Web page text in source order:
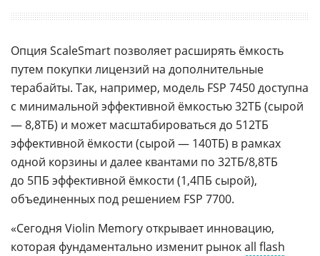
Опция ScaleSmart позволяет расширять ёмкость
путем покупки лицензий на дополнительные
терабайты. Так, например, модель FSP 7450 доступна
с минимальной эффективной ёмкостью 32ТБ (сырой
— 8,8ТБ) и может масштабироваться до 512ТБ
эффективной ёмкости (сырой — 140ТБ) в рамках
одной корзины и далее квантами по 32ТБ/8,8ТБ
до 5ПБ эффективной ёмкости (1,4ПБ сырой),
объединенных под решением FSP 7700.
«Сегодня Violin Memory открывает инновацию,
которая фундаментально изменит рынокall flash